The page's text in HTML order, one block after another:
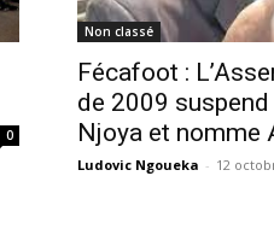
0
Non classé
Fécafoot :
de 2009
Njoya et nomme
Ludovic Ngoueka - 12